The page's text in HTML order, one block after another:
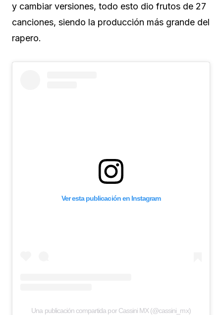
y cambiar versiones, todo esto dio frutos de 27
canciones, siendo la producción más grande del
rapero.
Ver esta publicación en Instagram
Una publicación compartida por Cassini MX (@cassini_mx)